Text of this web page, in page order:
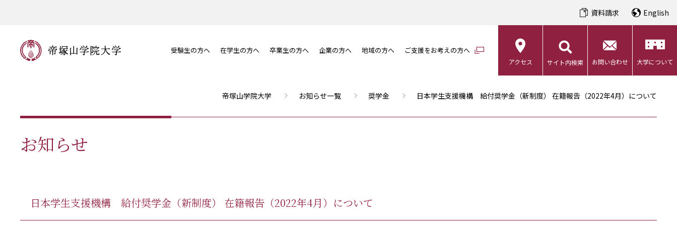
資料請求 English
受験生の方へ 在学生の方へ 卒業生の方へ 企業の方へ 地域の方へ ご支援をお考えの方へ
アクセス サイト内検索 お問い合わせ 大学について
帝塚山学院大学 お知らせ一覧 奨学金 日本学生支援機構 給付奨学金（新制度） 在籍報告（2022年4月）について
お知らせ
日本学生支援機構 給付奨学金（新制度） 在籍報告（2022年4月）について